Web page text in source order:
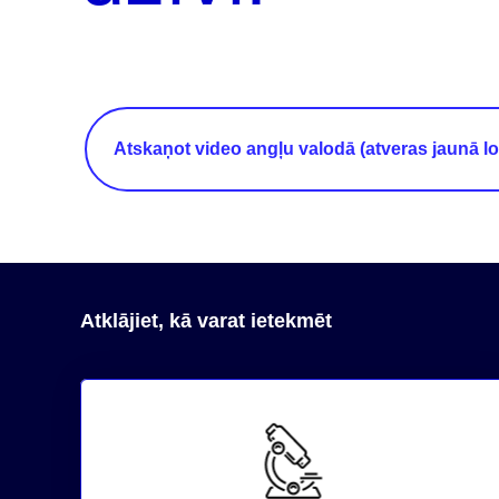
Atskaņot video angļu valodā (atveras jaunā
Atklājiet, kā varat ietekmēt